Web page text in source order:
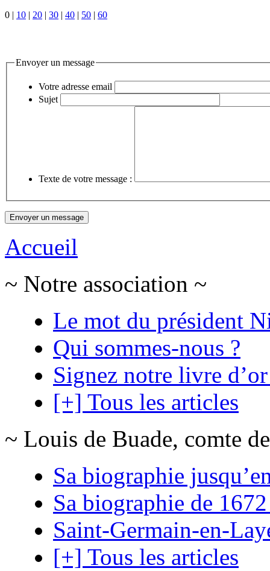
0 | 10 | 20 | 30 | 40 | 50 | 60
Envoyer un message
Votre adresse email
Sujet
Texte de votre message :
Accueil
~ Notre association ~
Le mot du président
Qui sommes-nous ?
Signez notre livre
[+] Tous les articles
~ Louis de Buade, comte
Sa biographie
Sa biographie de
Saint-Germain-en-
[+] Tous les articles